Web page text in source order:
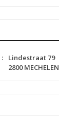
:
Lindestraat 79
2800 MECHELEN